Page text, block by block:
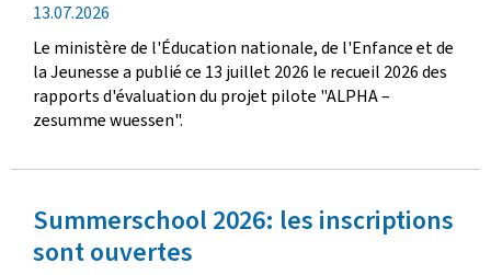
date
de
publication
13.07.2026
Le ministère de l'Éducation nationale, de l'Enfance et de
la Jeunesse a publié ce 13 juillet 2026 le recueil 2026 des
rapports d'évaluation du projet pilote "ALPHA –
zesumme wuessen".
Summerschool 2026: les inscriptions
sont ouvertes